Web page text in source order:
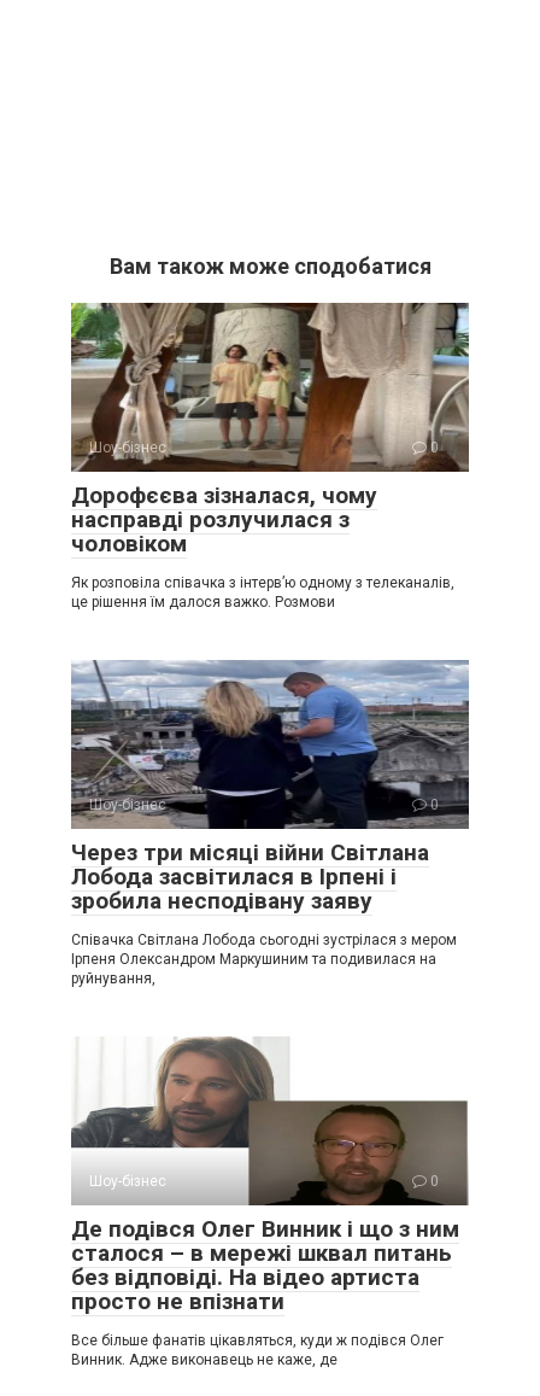
Вам також може сподобатися
Шоу-бізнес 0
Дорофєєва зізналася, чому
насправді розлучилася з
чоловіком
Як розповіла співачка з інтерв’ю одному з телеканалів,
це рішення їм далося важко. Розмови
Шоу-бізнес 0
Через три місяці війни Світлана
Лобода засвітилася в Ірпені і
зробила несподівану заяву
Співачка Світлана Лобода сьогодні зустрілася з мером
Ірпеня Олександром Маркушиним та подивилася на
руйнування,
Шоу-бізнес 0
Де подівся Олег Винник і що з ним
сталося – в мережі шквал питань
без відповіді. На відео артиста
просто не впізнати
Все більше фанатів цікавляться, куди ж подівся Олег
Винник. Адже виконавець не каже, де